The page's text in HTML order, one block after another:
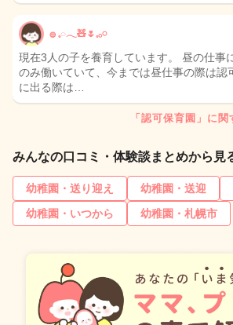
𓐍 𓈒◌𓂃🧸🌷𓈒𓂂𓏸
現在3人の子を養育しています。 昼の仕事
のみ働いていて、今までは昼仕事の際は認
に出る際は…
「認可保育園」に
みんなの口コミ・体験談まとめから見
幼稚園・送り迎え 幼稚園・送迎
幼稚園・いつから
幼稚園・札幌市